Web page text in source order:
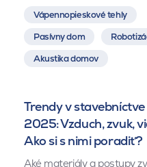
Vápennopieskové tehly
Pasívny dom
Akustika domov
Trendy v
2025: Vzduch, zvuk,
Ako si s nimi poradiť?
Aké materiály a postupy